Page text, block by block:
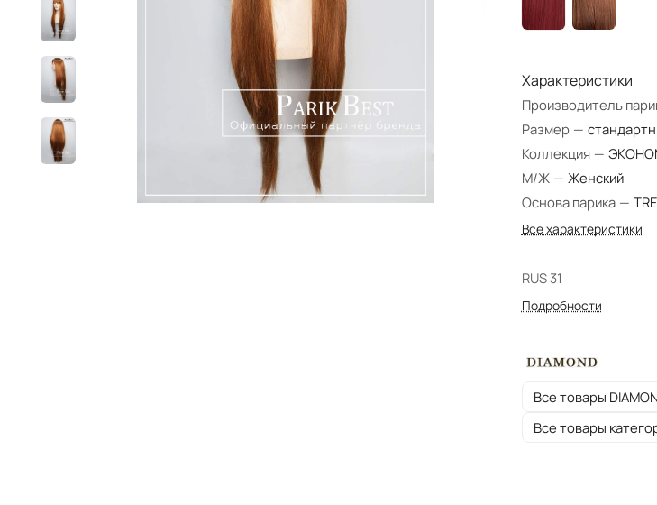
Характеристики
Производитель
Размер —
Коллекция —
М/Ж — Женский
Основа парика —
Все характеристики
RUS 31
Подробности
Все товары
Все товары